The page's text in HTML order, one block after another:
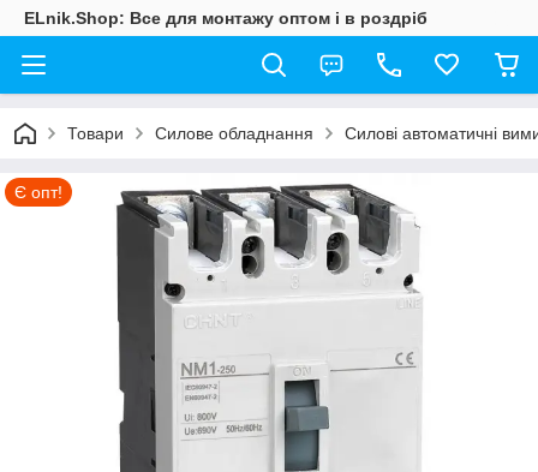
ELnik.Shop: Все для монтажу оптом і в роздріб
Товари Силове обладнання Силові автоматичні
Є опт!